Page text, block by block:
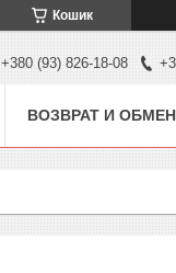
Кошик
+380 (93) 826-18-08
ВОЗВРАТ И ОБМЕН